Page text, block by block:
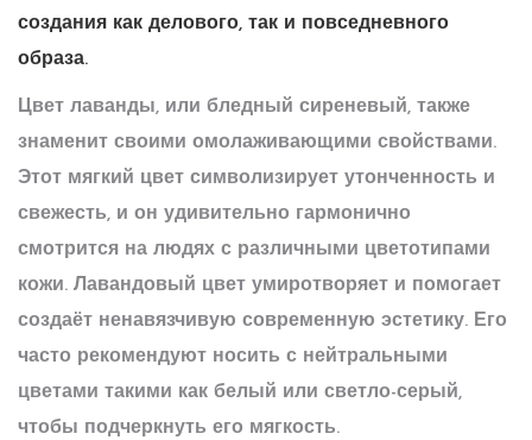
создания как делового, так и повседневного
образа.
Цвет лаванды, или бледный сиреневый, также
знаменит своими омолаживающими свойствами.
Этот мягкий цвет символизирует утонченность и
свежесть, и он удивительно гармонично
смотрится на людях с различными цветотипами
кожи. Лавандовый цвет умиротворяет и помогает
создаёт ненавязчивую современную эстетику. Его
часто рекомендуют носить с нейтральными
цветами такими как белый или светло-серый,
чтобы подчеркнуть его мягкость.